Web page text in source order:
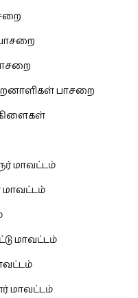
பாசறை
கிளைகள்
மாவட்டம்
மாவட்டம்
மாவட்டம்